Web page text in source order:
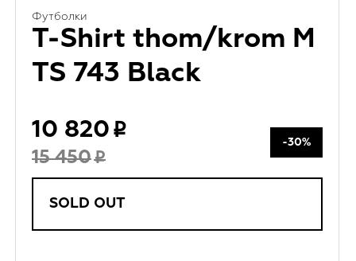
Футболки
T-Shirt thom/krom M
TS 743 Black
10 820
15 450
-30%
SOLD OUT